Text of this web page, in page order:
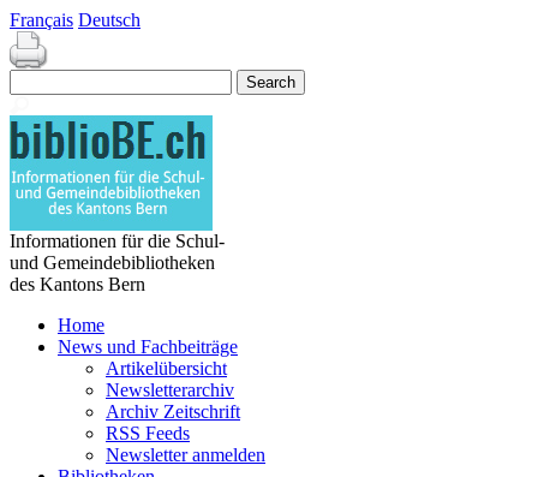
Français Deutsch
Informationen für die Schul-
und Gemeindebibliotheken
des Kantons Bern
Home
News und Fachbeiträge
Artikelübersicht
Newsletterarchiv
Archiv Zeitschrift
RSS Feeds
Newsletter anmelden